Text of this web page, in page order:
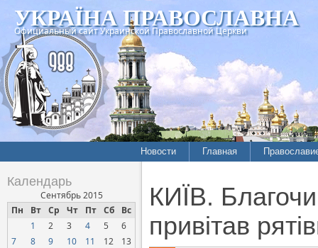
УКРАЇНА ПРАВОСЛАВНА
Официальный сайт Украинской Православной Церкви
Новости Главная
Календарь
Сентябрь 2015
Пн
Вт Ср Чт Пт Сб Вс
1 2 3 4 5
6
7
8 9 10 11 12
13
КИЇВ.
привітав